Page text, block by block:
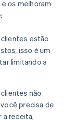
os melhoram
estão
isso é um
limitando a
não
precisa de
a receita,